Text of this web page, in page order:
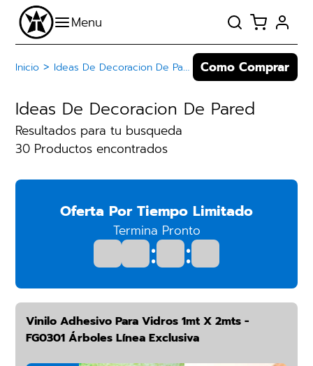
Inicio > Ideas De Decoracion De Pared Como Comprar
Ideas De Decoracion De Pared
Resultados para tu busqueda
30 Productos encontrados
Oferta Por Tiempo Limitado
Termina Pronto
: :
Vinilo Adhesivo Para Vidros 1mt X 2mts -
FG0301 Árboles Línea Exclusiva